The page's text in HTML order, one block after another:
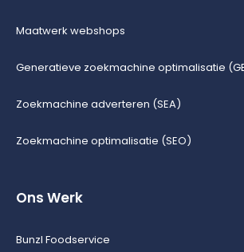
Maatwerk webshops
Generatieve zoekmachine optimalisatie
Zoekmachine adverteren (SEA)
Zoekmachine optimalisatie (SEO)
Ons Werk
Bunzl Foodservice